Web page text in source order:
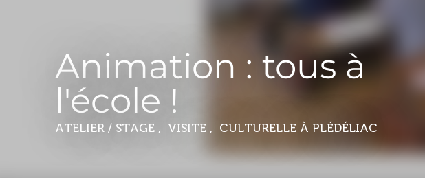
Animation : tous à
l'école !
ATELIER / STAGE , VISITE , CULTURELLE À PLÉDÉLIAC